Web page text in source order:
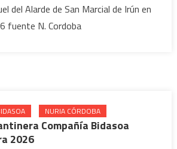
Cantinera
Compañía
2026
del Alarde de San Marcial de Irún en
fuente N. Cordoba
NURIA CÓRDOBA
Compañía Bidasoa
2026